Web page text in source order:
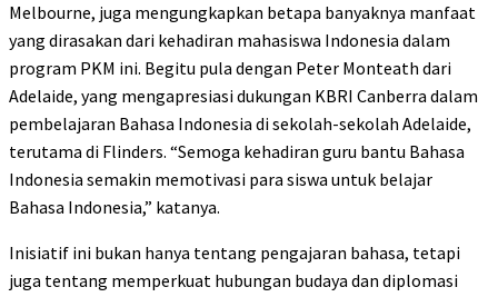
Melbourne, juga mengungkapkan betapa banyaknya manfaat
yang dirasakan dari kehadiran mahasiswa Indonesia dalam
program PKM ini. Begitu pula dengan Peter Monteath dari
Adelaide, yang mengapresiasi dukungan KBRI Canberra dalam
pembelajaran Bahasa Indonesia di sekolah-sekolah Adelaide,
terutama di Flinders. “Semoga kehadiran guru bantu Bahasa
Indonesia semakin memotivasi para siswa untuk belajar
Bahasa Indonesia,” katanya.
Inisiatif ini bukan hanya tentang pengajaran bahasa, tetapi
juga tentang memperkuat hubungan budaya dan diplomasi